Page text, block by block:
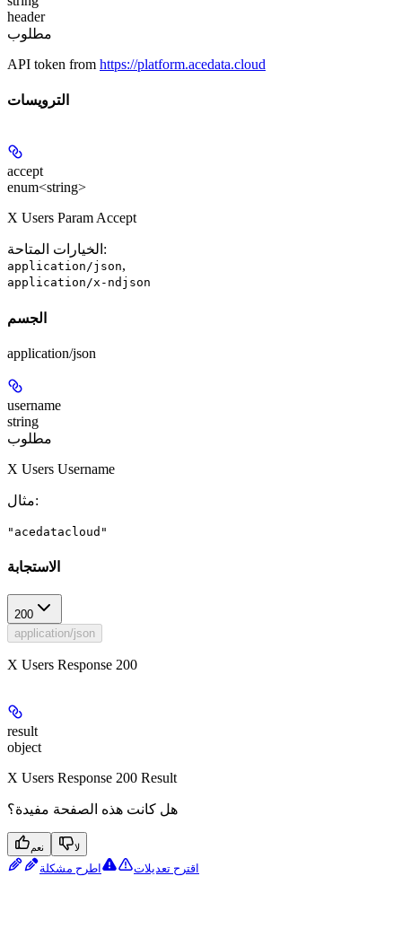
header
مطلوب
API token from https://platform.acedata.cloud
الترويسات
accept
enum<string>
X Users Param Accept
الخيارات المتاحة :
application/json,
application/x-ndjson
الجسم
application/json
username
string
مطلوب
X Users Username
مثال:
"acedatacloud"
الاستجابة
200
application/json
X Users Response 200
result
object
X Users Response 200 Result
هل كانت هذه الصفحة مفيدة؟
نعم لا
اقترح تعديلات اطرح مشكلة